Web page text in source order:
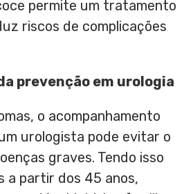
permite um tratamento
riscos de complicações
prevenção em urologia
o acompanhamento
urologista pode evitar o
graves. Tendo isso
a partir dos 45 anos,